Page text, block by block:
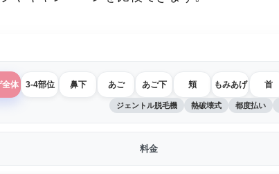
全体 3-4部位 鼻下 あご あご下 頬 もみあげ 首
ジェントル脱毛機 熱破壊式 都度払い
料金